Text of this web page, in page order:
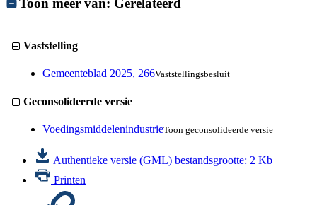
Toon meer van: Gerelateerd
Vaststelling
Gemeenteblad 2025, 266Vaststellingsbesluit
Geconsolideerde versie
VoedingsmiddelenindustrieToon geconsolideerde versie
Authentieke versie (GML) bestandsgrootte: 2 Kb
Printen